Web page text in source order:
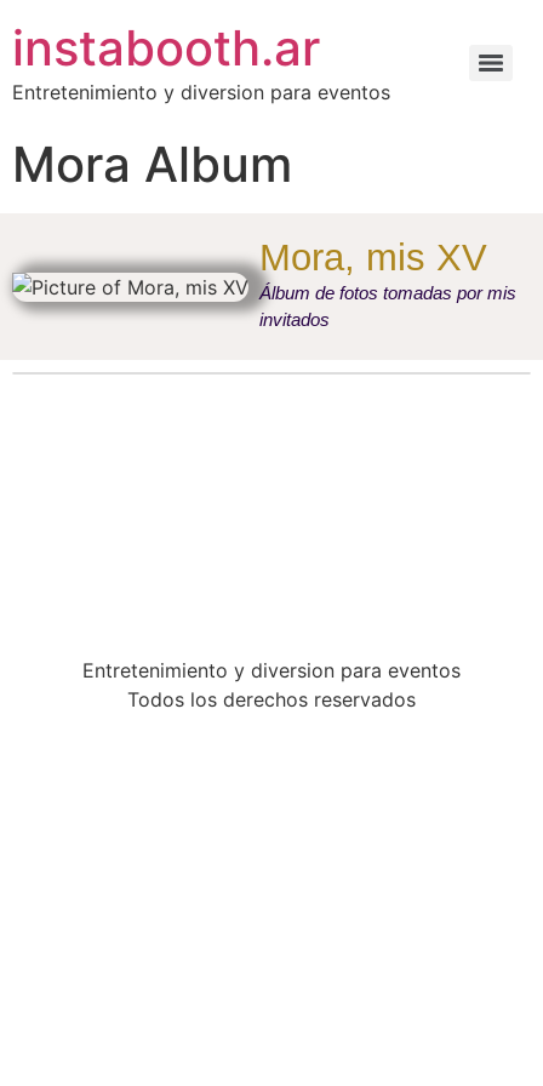
instabooth.ar
Entretenimiento y diversion para eventos
Mora Album
Mora, mis XV
Álbum de fotos tomadas por mis
invitados
Entretenimiento y diversion para eventos
Todos los derechos reservados